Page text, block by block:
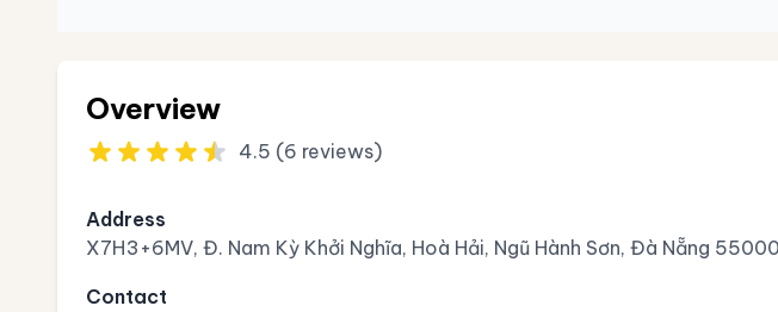
Overview
4.5 (6 reviews)
Address
X7H3+6MV, Đ. Nam Kỳ Khởi Nghĩa, Hoà Hải, Ngũ Hành Sơn, Đà Nẵng
Contact